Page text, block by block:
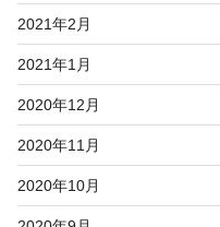
2021年2月
2021年1月
2020年12月
2020年11月
2020年10月